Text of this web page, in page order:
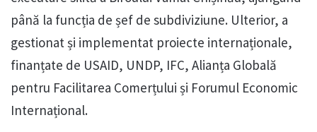
până la funcția de șef de subdiviziune. Ulterior, a
gestionat și implementat proiecte internaționale,
finanțate de USAID, UNDP, IFC, Alianța Globală
pentru Facilitarea Comerțului și Forumul Economic
Internațional.